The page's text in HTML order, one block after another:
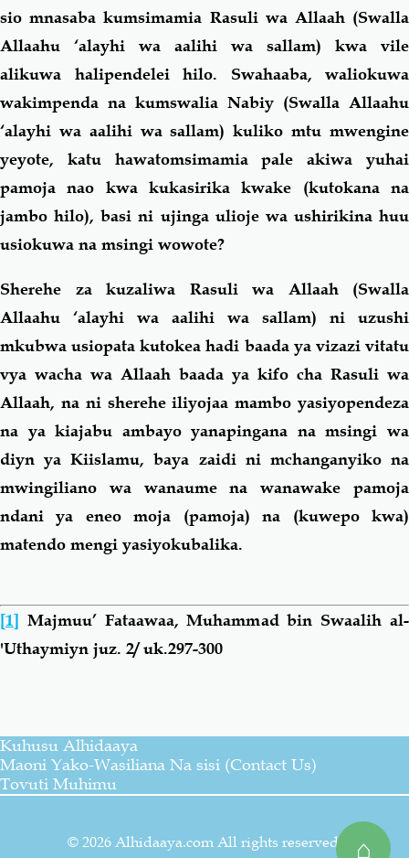
⌂
sio mnasaba kumsimamia Rasuli wa Allaah (Swalla
Allaahu ‘alayhi wa aalihi wa sallam) kwa vile
alikuwa halipendelei hilo. Swahaaba, waliokuwa
wakimpenda na kumswalia Nabiy (Swalla Allaahu
‘alayhi wa aalihi wa sallam) kuliko mtu mwengine
yeyote, katu hawatomsimamia pale akiwa yuhai
pamoja nao kwa kukasirika kwake (kutokana na
jambo hilo), basi ni ujinga ulioje wa ushirikina huu
usiokuwa na msingi wowote?
Sherehe za kuzaliwa Rasuli wa Allaah (Swalla
Allaahu ‘alayhi wa aalihi wa sallam) ni uzushi
mkubwa usiopata kutokea hadi baada ya vizazi vitatu
vya wacha wa Allaah baada ya kifo cha Rasuli wa
Allaah, na ni sherehe iliyojaa mambo yasiyopendeza
na ya kiajabu ambayo yanapingana na msingi wa
diyn ya Kiislamu, baya zaidi ni mchanganyiko na
mwingiliano wa wanaume na wanawake pamoja
ndani ya eneo moja (pamoja) na (kuwepo kwa)
matendo mengi yasiyokubalika.
[1] Majmuu’ Fataawaa, Muhammad bin Swaalih al-
'Uthaymiyn juz. 2/ uk.297-300
Kuhusu Alhidaaya
Maoni Yako-Wasiliana Na sisi (Contact Us)
Tovuti Muhimu
© 2026 Alhidaaya.com All rights reserved.